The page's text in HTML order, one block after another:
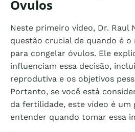
Óvulos
Neste primeiro vídeo, Dr. Raul
questão crucial de quando é
para congelar óvulos. Ele
influenciam essa decisão,
reprodutiva e os objetivos
Portanto, se você está
da fertilidade, este vídeo é um
entender quando tomar essa